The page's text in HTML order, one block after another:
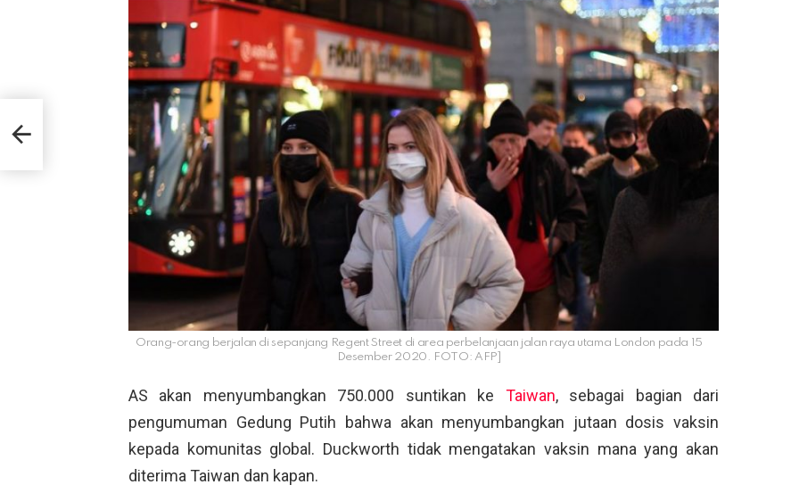
Orang-orang berjalan di sepanjang Regent Street di area perbelanjaan jalan raya utama London pada 15
Desember 2020. FOTO: AFP]
AS akan menyumbangkan 750.000 suntikan ke Taiwan, sebagai bagian dari
pengumuman Gedung Putih bahwa akan menyumbangkan jutaan dosis vaksin
kepada komunitas global. Duckworth tidak mengatakan vaksin mana yang akan
diterima Taiwan dan kapan.